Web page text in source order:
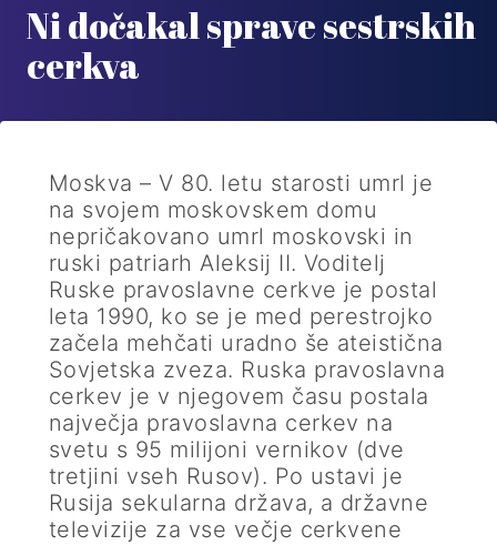
Ni dočakal sprave sestrskih
cerkva
Moskva – V 80. letu starosti umrl je
na svojem moskovskem domu
nepričakovano umrl moskovski in
ruski patriarh Aleksij II. Voditelj
Ruske pravoslavne cerkve je postal
leta 1990, ko se je med perestrojko
začela mehčati uradno še ateistična
Sovjetska zveza. Ruska pravoslavna
cerkev je v njegovem času postala
največja pravoslavna cerkev na
svetu s 95 milijoni vernikov (dve
tretjini vseh Rusov). Po ustavi je
Rusija sekularna država, a državne
televizije za vse večje cerkvene